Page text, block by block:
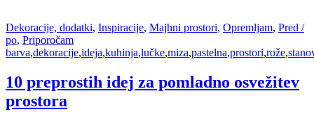
Dekoracije, dodatki, Inspiracije, Majhni prostori, Opremljam, Pred /
po, Priporočam
barva,dekoracije,ideja,kuhinja,lučke,miza,pastelna,prostori,rože,
10 preprostih idej za pomladno osvežitev
prostora